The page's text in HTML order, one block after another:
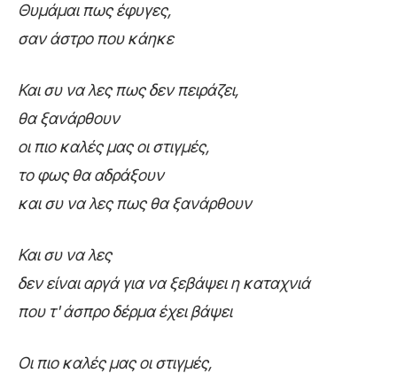
Θυμάμαι πως έφυγες,
σαν άστρο που κάηκε
Και συ να λες πως δεν πειράζει,
θα ξανάρθουν
οι πιο καλές μας οι στιγμές,
το φως θα αδράξουν
και συ να λες πως θα ξανάρθουν
Και συ να λες
δεν είναι αργά για να ξεβάψει η καταχνιά
που τ' άσπρο δέρμα έχει βάψει
Οι πιο καλές μας οι στιγμές,